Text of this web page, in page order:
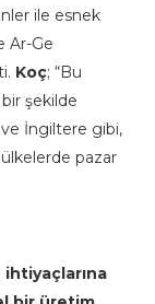
ile esnek
Ar-Ge
Koç; “Bu
bir şekilde
İngiltere gibi,
pazar
ihtiyaçlarına